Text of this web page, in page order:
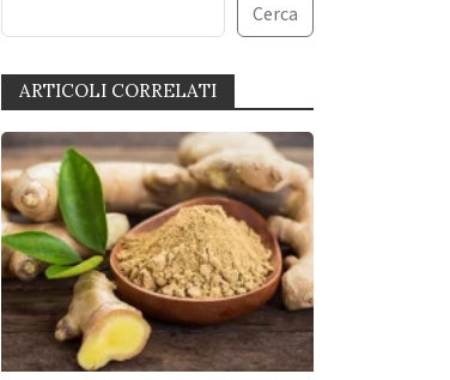
Cerca
ARTICOLI CORRELATI